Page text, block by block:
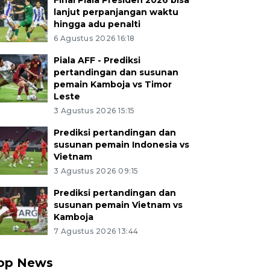
lanjut perpanjangan waktu
hingga adu penalti
6 Agustus 2026 16:18
Piala AFF - Prediksi
pertandingan dan susunan
pemain Kamboja vs Timor
Leste
3 Agustus 2026 15:15
Prediksi pertandingan dan
susunan pemain Indonesia vs
Vietnam
3 Agustus 2026 09:15
Prediksi pertandingan dan
susunan pemain Vietnam vs
Kamboja
7 Agustus 2026 13:44
News